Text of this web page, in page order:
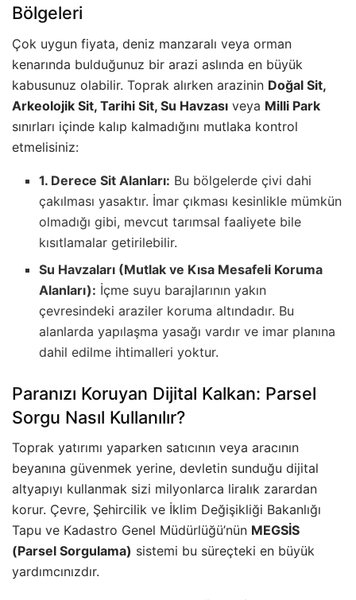
Bölgeleri
Çok uygun fiyata, deniz manzaralı veya orman
kenarında bulduğunuz bir arazi aslında en büyük
kabusunuz olabilir. Toprak alırken arazinin Doğal Sit,
Arkeolojik Sit, Tarihi Sit, Su Havzası veya Milli Park
sınırları içinde kalıp kalmadığını mutlaka kontrol
etmelisiniz:
1. Derece Sit Alanları: Bu bölgelerde çivi dahi
çakılması yasaktır. İmar çıkması kesinlikle mümkün
olmadığı gibi, mevcut tarımsal faaliyete bile
kısıtlamalar getirilebilir.
Su Havzaları (Mutlak ve Kısa Mesafeli Koruma
Alanları): İçme suyu barajlarının yakın
çevresindeki araziler koruma altındadır. Bu
alanlarda yapılaşma yasağı vardır ve imar planına
dahil edilme ihtimalleri yoktur.
Paranızı Koruyan Dijital Kalkan: Parsel
Sorgu Nasıl Kullanılır?
Toprak yatırımı yaparken satıcının veya aracının
beyanına güvenmek yerine, devletin sunduğu dijital
altyapıyı kullanmak sizi milyonlarca liralık zarardan
korur. Çevre, Şehircilik ve İklim Değişikliği Bakanlığı
Tapu ve Kadastro Genel Müdürlüğü’nün MEGSİS
(Parsel Sorgulama) sistemi bu süreçteki en büyük
yardımcınızdır.